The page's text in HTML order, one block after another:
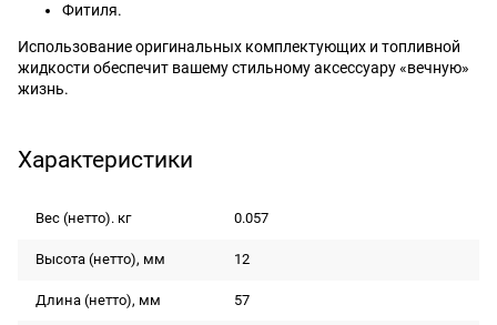
Фитиля.
Использование оригинальных комплектующих и топливной
жидкости обеспечит вашему стильному аксессуару «вечную»
жизнь.
Характеристики
Вес (нетто). кг 0.057
Высота (нетто), мм 12
Длина (нетто), мм 57